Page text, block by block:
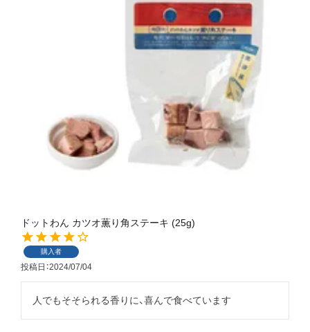
ドットわん カツオ薫り角ステーキ (25g)
購入者
投稿日 2024/07/04
人でもそそられる香りに、喜んで食べています